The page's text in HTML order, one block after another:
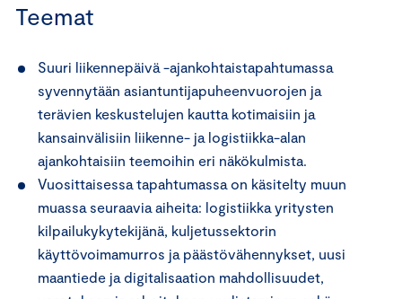
Teemat
Suuri liikennepäivä -ajankohtaistapahtumassa
syvennytään asiantuntijapuheenvuorojen ja
terävien keskustelujen kautta kotimaisiin ja
kansainvälisiin liikenne- ja logistiikka-alan
ajankohtaisiin teemoihin eri näkökulmista.
Vuosittaisessa tapahtumassa on käsitelty muun
muassa seuraavia aiheita: logistiikka yritysten
kilpailukykytekijänä, kuljetussektorin
käyttövoimamurros ja päästövähennykset, uusi
maantiede ja digitalisaation mahdollisuudet,